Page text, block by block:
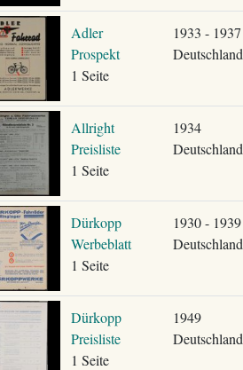
Adler
Prospekt
1 Seite
1933 - 1937
Deutschland
Allright
Preisliste
1 Seite
1934
Deutschland
Dürkopp
Werbeblatt
1 Seite
1930 - 1939
Deutschland
Dürkopp
Preisliste
1 Seite
1949
Deutschland